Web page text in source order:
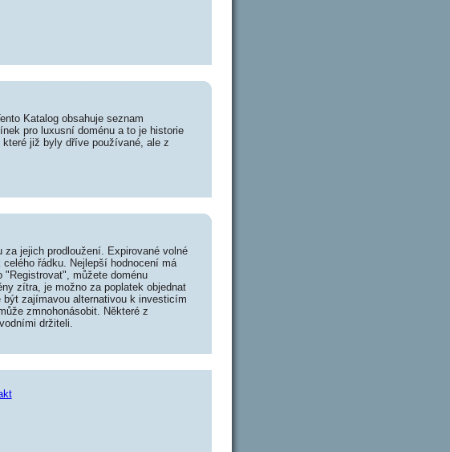
Katalog obsahuje seznam
pro luxusní doménu a to je historie
již byly dříve používané, ale z
jejich prodloužení. Expirované volné
řádku. Nejlepší hodnocení má
můžete doménu
zítra, je možno za poplatek objednat
zajímavou alternativou k investicím
zmnohonásobit. Některé z
držiteli.